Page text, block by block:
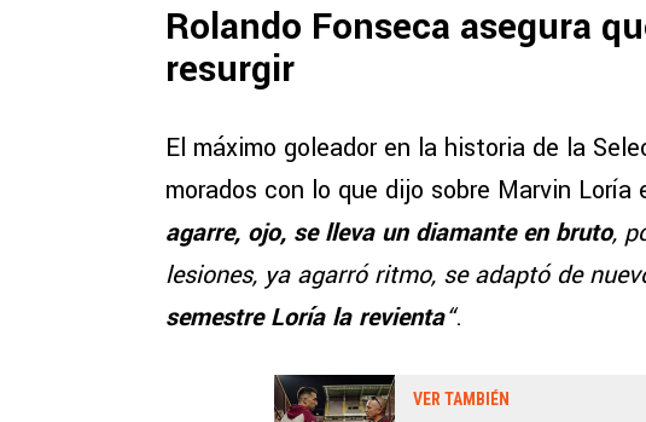
Rolando Fonseca asegura
resurgir
El máximo goleador en la historia de la
morados con lo que dijo sobre Marvin Loría
agarre, ojo, se lleva un diamante en bruto,
lesiones, ya agarró ritmo, se adaptó de
semestre Loría la revienta“.
VER TAMBIÉN